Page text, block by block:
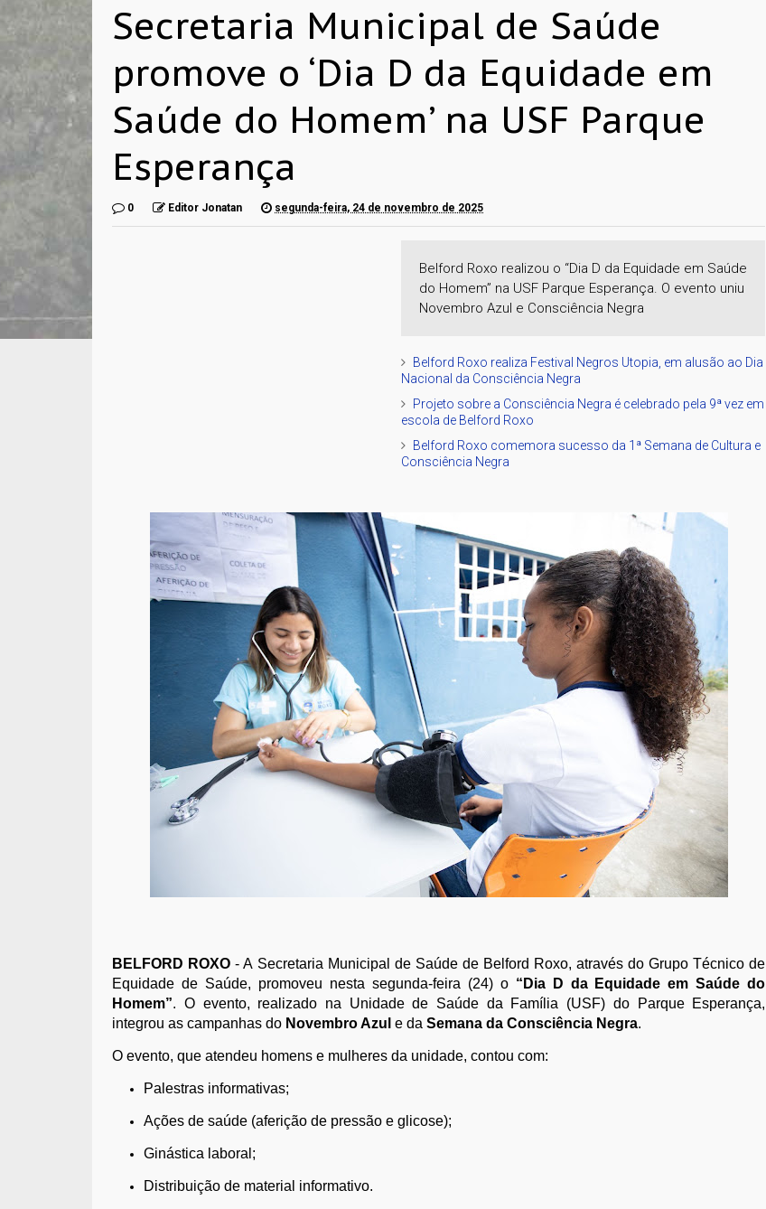
Secretaria Municipal de Saúde
promove o ‘Dia D da Equidade em
Saúde do Homem’ na USF Parque
Esperança
0 Editor Jonatan segunda-feira, 24 de novembro de 2025
Belford Roxo realizou o “Dia D da Equidade em Saúde
do Homem” na USF Parque Esperança. O evento uniu
Novembro Azul e Consciência Negra
Belford Roxo realiza Festival Negros Utopia, em alusão ao Dia
Nacional da Consciência Negra
Projeto sobre a Consciência Negra é celebrado pela 9ª vez em
escola de Belford Roxo
Belford Roxo comemora sucesso da 1ª Semana de Cultura e
Consciência Negra
BELFORD ROXO - A Secretaria Municipal de Saúde de Belford Roxo, através do Grupo Técnico de
Equidade de Saúde, promoveu nesta segunda-feira (24) o “Dia D da Equidade em Saúde do
Homem”. O evento, realizado na Unidade de Saúde da Família (USF) do Parque Esperança,
integrou as campanhas do Novembro Azul e daSemana da Consciência Negra.
O evento, que atendeu homens e mulheres da unidade, contou com:
Palestras informativas;
Ações de saúde (aferição de pressão e glicose);
Ginástica laboral;
Distribuição de material informativo.